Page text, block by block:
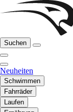
Suchen
Neuheiten
Schwimmen
Fahrräder
Laufen